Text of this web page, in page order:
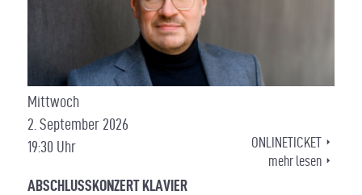
Mittwoch
2. September 2026
19:30 Uhr
ABSCHLUSSKONZERT KLAVIER
ONLINETICKET
mehr lesen